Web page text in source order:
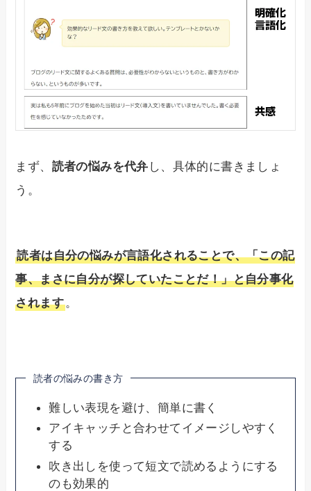
まず、 読者の悩みを代弁 し、具体的に書きましょ
う。
読者は自分の悩みが言語化されることで、「この記
事、まさに自分が探していたことだ！」と自分事化
されます。
読者の悩みの書き方
難しい表現を避け、簡単に書く
アイキャッチと合わせてイメージしやすく
する
吹き出しを使って短文で読めるようにする
のも効果的